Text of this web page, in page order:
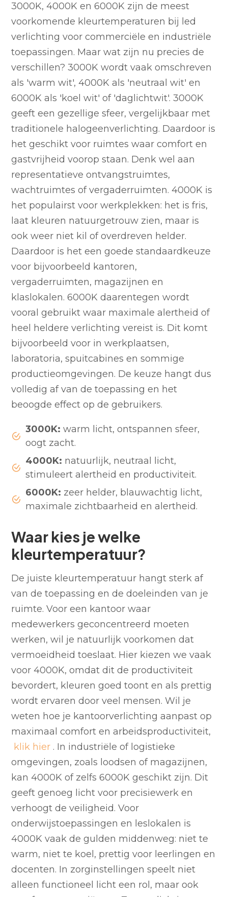
3000K, 4000K en 6000K zijn de meest
voorkomende kleurtemperaturen bij led
verlichting voor commerciële en industriële
toepassingen. Maar wat zijn nu precies de
verschillen? 3000K wordt vaak omschreven
als 'warm wit', 4000K als 'neutraal wit' en
6000K als 'koel wit' of 'daglichtwit'. 3000K
geeft een gezellige sfeer, vergelijkbaar met
traditionele halogeenverlichting. Daardoor is
het geschikt voor ruimtes waar comfort en
gastvrijheid voorop staan. Denk wel aan
representatieve ontvangstruimtes,
wachtruimtes of vergaderruimten. 4000K is
het populairst voor werkplekken: het is fris,
laat kleuren natuurgetrouw zien, maar is
ook weer niet kil of overdreven helder.
Daardoor is het een goede standaardkeuze
voor bijvoorbeeld kantoren,
vergaderruimten, magazijnen en
klaslokalen. 6000K daarentegen wordt
vooral gebruikt waar maximale alertheid of
heel heldere verlichting vereist is. Dit komt
bijvoorbeeld voor in werkplaatsen,
laboratoria, spuitcabines en sommige
productieomgevingen. De keuze hangt dus
volledig af van de toepassing en het
beoogde effect op de gebruikers.
3000K: warm licht, ontspannen sfeer,
oogt zacht.
4000K: natuurlijk, neutraal licht,
stimuleert alertheid en productiviteit.
6000K: zeer helder, blauwachtig licht,
maximale zichtbaarheid en alertheid.
Waar kies je welke
kleurtemperatuur?
De juiste kleurtemperatuur hangt sterk af
van de toepassing en de doeleinden van je
ruimte. Voor een kantoor waar
medewerkers geconcentreerd moeten
werken, wil je natuurlijk voorkomen dat
vermoeidheid toeslaat. Hier kiezen we vaak
voor 4000K, omdat dit de productiviteit
bevordert, kleuren goed toont en als prettig
wordt ervaren door veel mensen. Wil je
weten hoe je kantoorverlichting aanpast op
maximaal comfort en arbeidsproductiviteit,
klik hier . In industriële of logistieke
omgevingen, zoals loodsen of magazijnen,
kan 4000K of zelfs 6000K geschikt zijn. Dit
geeft genoeg licht voor precisiewerk en
verhoogt de veiligheid. Voor
onderwijstoepassingen en leslokalen is
4000K vaak de gulden middenweg: niet te
warm, niet te koel, prettig voor leerlingen en
docenten. In zorginstellingen speelt niet
alleen functioneel licht een rol, maar ook